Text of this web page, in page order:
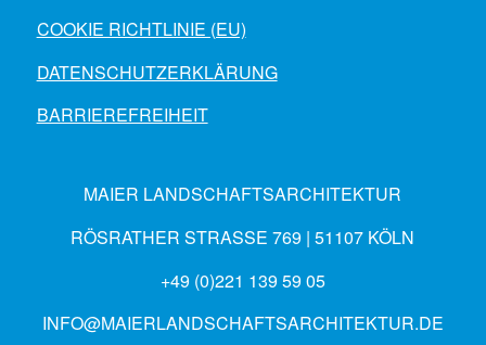
COOKIE RICHTLINIE (EU)
DATENSCHUTZERKLÄRUNG
BARRIEREFREIHEIT
MAIER LANDSCHAFTSARCHITEKTUR
RÖSRATHER STRASSE 769 | 51107 KÖLN
+49 (0)221 139 59 05
INFO@MAIERLANDSCHAFTSARCHITEKTUR.DE